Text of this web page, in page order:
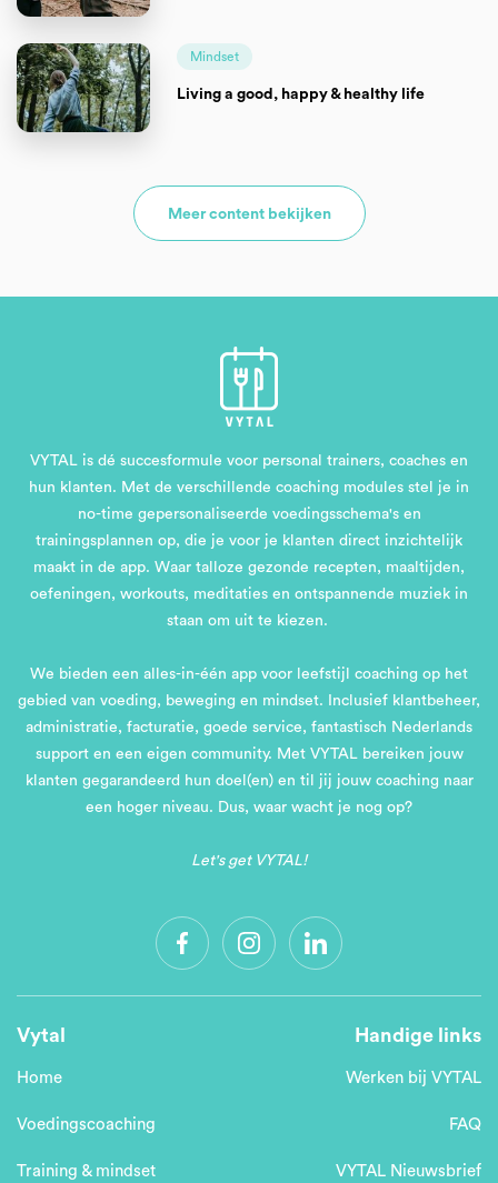
Mindset
Living a good, happy & healthy life
Meer content bekijken
VYTAL is dé succesformule voor personal trainers, coaches en
hun klanten. Met de verschillende coaching modules stel je in
no-time gepersonaliseerde voedingsschema's en
trainingsplannen op, die je voor je klanten direct inzichtelijk
maakt in de app. Waar talloze gezonde recepten, maaltijden,
oefeningen, workouts, meditaties en ontspannende muziek in
staan om uit te kiezen.
We bieden een alles-in-één app voor leefstijl coaching op het
gebied van voeding, beweging en mindset. Inclusief klantbeheer,
administratie, facturatie, goede service, fantastisch Nederlands
support en een eigen community. Met VYTAL bereiken jouw
klanten gegarandeerd hun doel(en) en til jij jouw coaching naar
een hoger niveau. Dus, waar wacht je nog op?
Let's get VYTAL!
Vytal
Home
Voedingscoaching
Training & mindset
Handige links
Werken bij VYTAL
FAQ
VYTAL Nieuwsbrief